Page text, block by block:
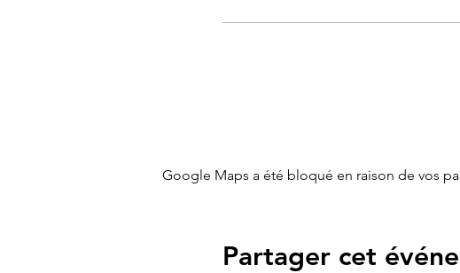
Google Maps a été bloqué en raison de vos
Partager cet